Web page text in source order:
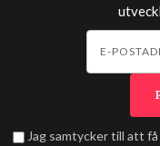
Jag samtycker till att